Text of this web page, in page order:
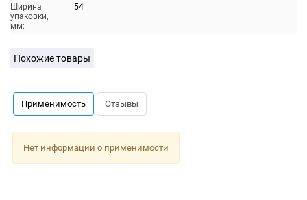
Ширина
упаковки,
мм:
54
Похожие товары
Применимость Отзывы
Нет информации о применимости